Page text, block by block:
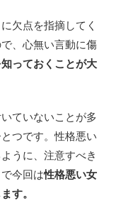
欠点を指摘してく
、心無い言動に傷
っておくことが大
ていないことが多
つです。性格悪い
うに、注意すべき
今回は性格悪い女
す。